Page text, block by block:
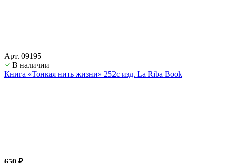
Арт. 09195
В наличии
Книга «Тонкая нить жизни» 252с изд. La Riba Book